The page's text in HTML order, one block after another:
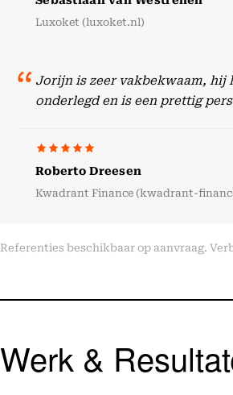
Luxoket (luxoket.nl)
Jorijn is zeer vakbekwaam, hij
onderlegd en is een prettig
Roberto Dreesen
Kwadrant Finance (kwadrant-
Referenties beschikbaar op aanvraag.
Werk &